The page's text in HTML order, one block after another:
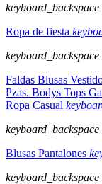
keyboard_backspace
Ropa de fiesta
keyboard_backspace
Faldas Blusas
Pzas. Bodys Tops
Ropa Casual
keyboard_backspace
Blusas Pantalones
keyboard_backspace